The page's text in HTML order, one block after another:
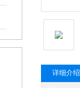
详细介绍